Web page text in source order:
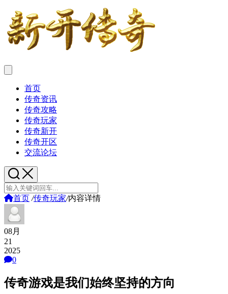
首页
传奇资讯
传奇攻略
传奇玩家
传奇新开
传奇开区
交流论坛
首页 /传奇玩家/内容详情
08月
21
2025
0
传奇游戏是我们始终坚持的方向